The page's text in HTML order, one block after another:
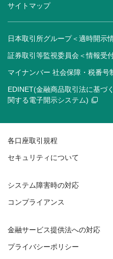
サイトマップ
日本取引所グループ＜適時開示
証券取引等監視委員会＜情報受
マイナンバー 社会保障・税番号
EDINET(金融商品取引法に基づ
関する電子開示システム)
各口座取引規程
セキュリティについて
システム障害時の対応
コンプライアンス
金融サービス提供法への対応
プライバシーポリシー